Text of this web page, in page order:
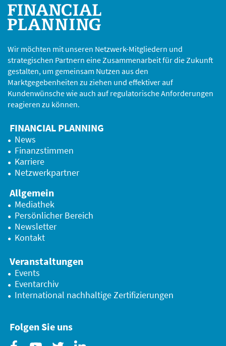
Wir möchten mit unseren Netzwerk-Mitgliedern und
strategischen Partnern eine Zusammenarbeit für die Zukunft
gestalten, um gemeinsam Nutzen aus den
Marktgegebenheiten zu ziehen und effektiver auf
Kundenwünsche wie auch auf regulatorische Anforderungen
reagieren zu können.
FINANCIAL PLANNING
News
Finanzstimmen
Karriere
Netzwerkpartner
Allgemein
Mediathek
Persönlicher Bereich
Newsletter
Kontakt
Veranstaltungen
Events
Eventarchiv
International nachhaltige Zertifizierungen
Folgen Sie uns